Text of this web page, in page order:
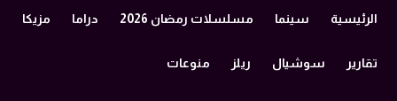
الرئيسية سينما مسلسلات رمضان 2026 دراما مزيكا
تقارير سوشيال ريلز منوعات